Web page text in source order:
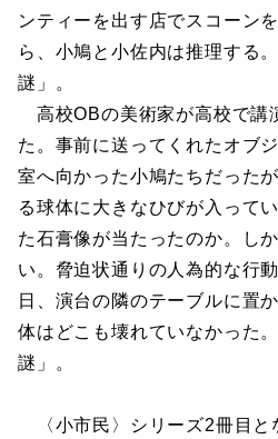
ンティーを出す店でスコーン
ら、小鳩と小佐内は推理する。
謎」。
高校OBの美術家が高校で講
た。事前に送ってくれたオブ
室へ向かった小鳩たちだった
る球体に大きなひびが入って
た石膏像が当たったのか。し
い。脅迫状通りの人為的な行
日、演台の隣のテーブルに置
体はどこも壊れていなかった。
謎」。
〈小市民〉シリーズ2冊目と